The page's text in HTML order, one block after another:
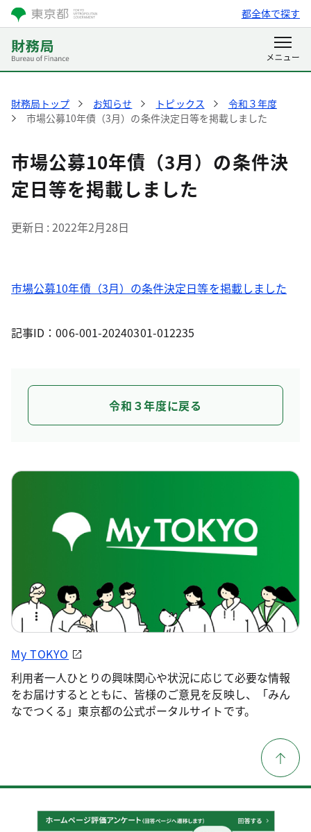
都全体で探す
財務局トップ お知らせ トピックス
令和３年度
市場公募10年債（3月）の条件決定日等を掲載しました
市場公募10年債（3月）の条件決
定日等を掲載しました
更新日 2022年2月28日
市場公募10年債（3月）の条件決定日等を掲載しました
記事ID：006-001-20240301-012235
令和３年度に戻る
My TOKYO
利用者一人ひとりの興味関心や状況に応じて必要な情報
をお届けするとともに、皆様のご意見を反映し、「みん
なでつくる」東京都の公式ポータルサイトです。